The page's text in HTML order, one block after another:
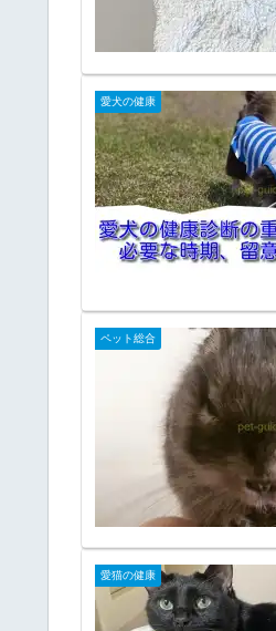
愛犬の健康
ペット総合
愛猫の健康